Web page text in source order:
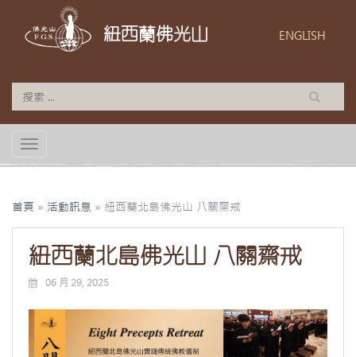
紐西蘭佛光山 ENGLISH
TOGGLE NAVIGATION
首頁 » 活動訊息 » 紐西蘭北島佛光山 八關齋戒
紐西蘭北島佛光山 八關齋戒
06 月 29, 2025